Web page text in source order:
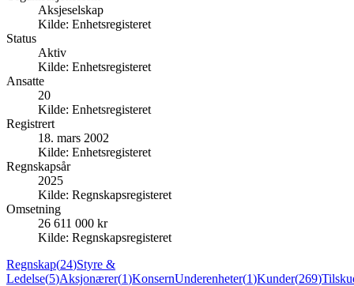
Aksjeselskap
Kilde: Enhetsregisteret
Status
Aktiv
Kilde: Enhetsregisteret
Ansatte
20
Kilde: Enhetsregisteret
Registrert
18. mars 2002
Kilde: Enhetsregisteret
Regnskapsår
2025
Kilde: Regnskapsregisteret
Omsetning
26 611 000 kr
Kilde: Regnskapsregisteret
Regnskap(24)Styre &
Ledelse(5)Aksjonærer(1)KonsernUnderenheter(1)Kunder(269)